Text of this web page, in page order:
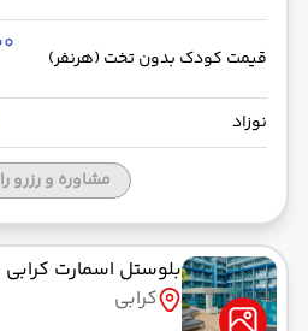
قیمت کودک بدون تخت (هرنفر)
نوزاد
مشاوره و رزرو
بلوستل اسمارت کرابی
کرابی